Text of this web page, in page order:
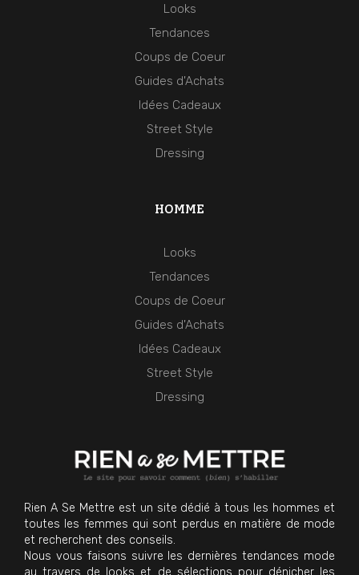
Rien A Se Mettre est un site dédié à tous les hommes et
toutes les femmes qui sont perdus en matière de mode
et recherchent des conseils.
Nous vous faisons suivre les dernières tendances mode
au travers de looks et de sélections pour dénicher les
HOMME
Looks
Tendances
Coups de Coeur
Guides d'Achats
Idées Cadeaux
Street Style
Dressing
Looks
Tendances
Coups de Coeur
Guides d'Achats
Idées Cadeaux
Street Style
Dressing